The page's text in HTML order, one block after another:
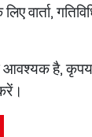
वार्ता,
आवश्यक है,